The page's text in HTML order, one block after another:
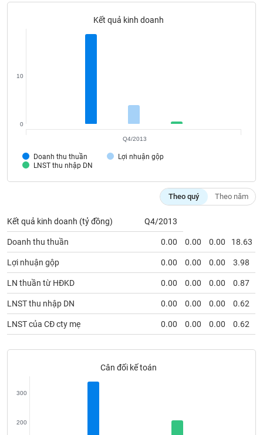
Kết quả kinh doanh
Doanh thu thuần
Lợi nhuận gộp
LNST thu nhập DN
0
10
Q4/2013
Theo quý Theo năm
Kết quả kinh doanh (tỷ đồng) Q4/2013
Doanh thu thuần 0.00 0.00 0.00 18.63
Lợi nhuận gộp 0.00 0.00 0.00 3.98
LN thuần từ HĐKD 0.00 0.00 0.00 0.87
LNST thu nhập DN 0.00 0.00 0.00 0.62
LNST của CĐ cty mẹ 0.00 0.00 0.00 0.62
Cân đối kế toán
200
300
KHÔNG
TIÊU
DÙNG
THIẾT
CHĂM
SÓC
SỨC
KHỎE
TÀI
CÔNG